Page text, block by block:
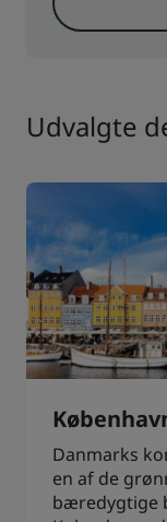
Udvalgte
Danmarks
en af de
bæredygtige